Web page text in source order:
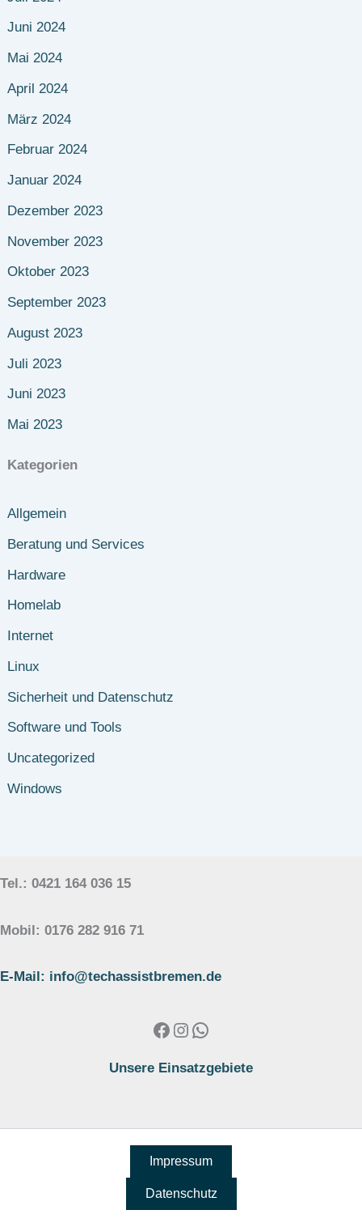
Juni 2024
Mai 2024
April 2024
März 2024
Februar 2024
Januar 2024
Dezember 2023
November 2023
Oktober 2023
September 2023
August 2023
Juli 2023
Juni 2023
Mai 2023
Kategorien
Allgemein
Beratung und Services
Hardware
Homelab
Internet
Linux
Sicherheit und Datenschutz
Software und Tools
Uncategorized
Windows
Tel.: 0421 164 036 15
Mobil: 0176 282 916 71
E-Mail: info@techassistbremen.de
Facebook
Instagram
WhatsApp
Unsere Einsatzgebiete
Impressum
Datenschutz